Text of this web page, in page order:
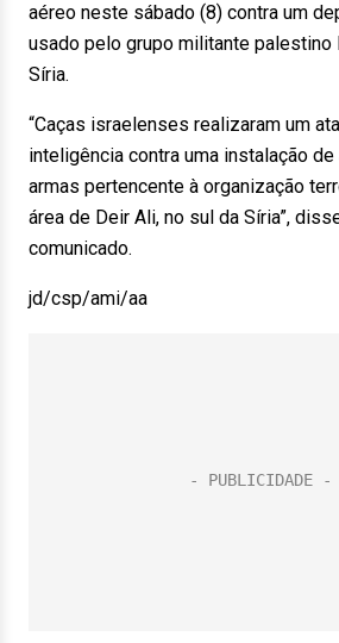
aéreo neste sábado (8) contra um
usado pelo grupo militante palestino
Síria.
“Caças israelenses realizaram um
inteligência contra uma instalação
armas pertencente à organização
área de Deir Ali, no sul da Síria”,
comunicado.
jd/csp/ami/aa